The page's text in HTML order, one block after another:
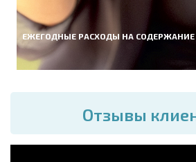
ЕЖЕГОДНЫЕ РАСХОДЫ НА СОДЕРЖАНИЕ
Отзывы